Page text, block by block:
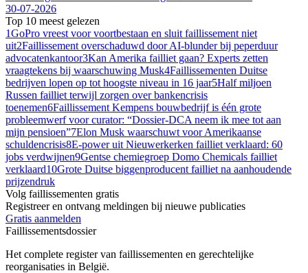
30-07-2026
Top 10 meest gelezen
1GoPro vreest voor voortbestaan en sluit faillissement niet
uit2Faillissement overschaduwd door AI-blunder bij peperduur
advocatenkantoor3Kan Amerika failliet gaan? Experts zetten
vraagtekens bij waarschuwing Musk4Faillissementen Duitse
bedrijven lopen op tot hoogste niveau in 16 jaar5Half miljoen
Russen failliet terwijl zorgen over bankencrisis
toenemen6Faillissement Kempens bouwbedrijf is één grote
probleemwerf voor curator: “Dossier-DCA neem ik mee tot aan
mijn pensioen”7Elon Musk waarschuwt voor Amerikaanse
schuldencrisis8E-power uit Nieuwerkerken failliet verklaard: 60
jobs verdwijnen9Gentse chemiegroep Domo Chemicals failliet
verklaard10Grote Duitse biggenproducent failliet na aanhoudende
prijzendruk
Volg faillissementen gratis
Registreer en ontvang meldingen bij nieuwe publicaties
Gratis aanmelden
Faillissementsdossier
Het complete register van faillissementen en gerechtelijke
reorganisaties in België.